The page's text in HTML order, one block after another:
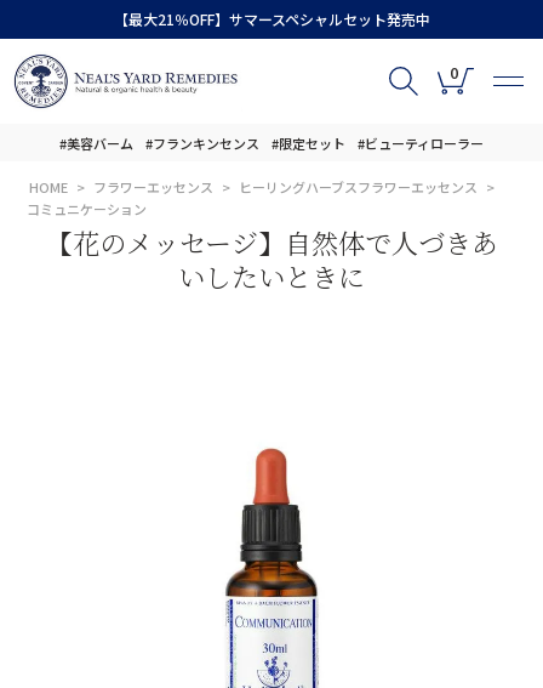
【最大21％OFF】サマースペシャルセット発売中
0
#美容バーム #フランキンセンス #限定セット #ビューティローラー
HOME フラワーエッセンス
ヒーリングハーブスフラワーエッセンス
コミュニケーション
【花のメッセージ】自然体で人づきあ
いしたいときに